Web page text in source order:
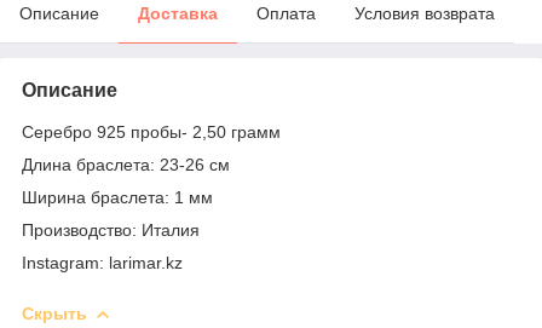
Описание Доставка Оплата Условия возврата
Описание
Серебро 925 пробы- 2,50 грамм
Длина браслета: 23-26 см
Ширина браслета: 1 мм
Производство: Италия
Instagram: larimar.kz
Скрыть